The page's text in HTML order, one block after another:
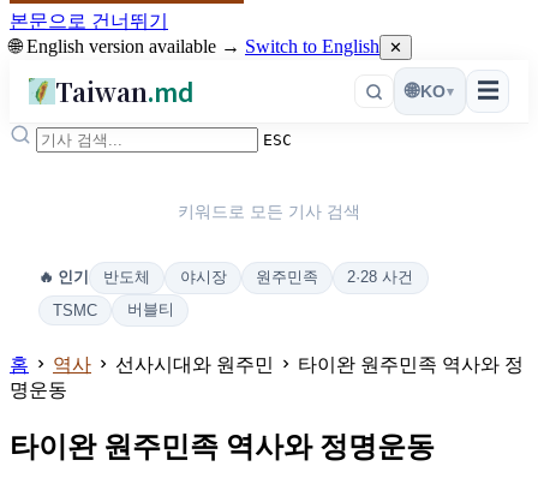
본문으로 건너뛰기
🌐 English version available → Switch to English ✕
Taiwan.md ☰
🌐KO▾
ESC
키워드로 모든 기사 검색
🔥 인기 반도체 야시장 원주민족
2·28 사건
TSMC
버블티
홈 역사 선사시대와 원주민
타이완 원주민족 역사와 정
명운동
타이완 원주민족 역사와 정명운동